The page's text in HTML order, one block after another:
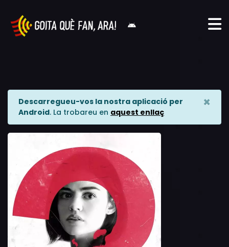
Descarregueu-vos la nostra aplicació per
Android. La trobareu en aquest enllaç
×